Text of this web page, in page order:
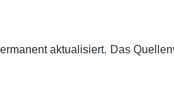
aktualisiert. Das